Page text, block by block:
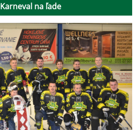
Karneval na ľade